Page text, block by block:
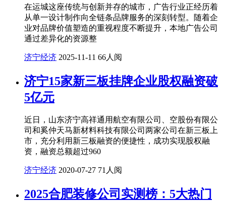
在运城这座传统与创新并存的城市，广告行业正经历着
从单一设计制作向全链条品牌服务的深刻转型。随着企
业对品牌价值塑造的重视程度不断提升，本地广告公司
通过差异化的资源整
济宁经济 2025-11-11 66人阅
济宁15家新三板挂牌企业股权融资破
5亿元
近日，山东济宁高祥通用航空有限公司、空股份有限公
司和奚仲天马新材料科技有限公司两家公司在新三板上
市，充分利用新三板融资的便捷性，成功实现股权融
资，融资总额超过960
济宁经济 2020-07-27 71人阅
2025合肥装修公司实测榜：5大热门